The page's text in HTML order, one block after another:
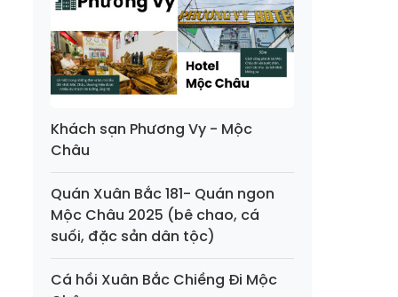
Khách sạn Phương Vy - Mộc
Châu
Quán Xuân Bắc 181- Quán ngon
Mộc Châu 2025 (bê chao, cá
suối, đặc sản dân tộc)
Cá hồi Xuân Bắc Chiềng Đi Mộc